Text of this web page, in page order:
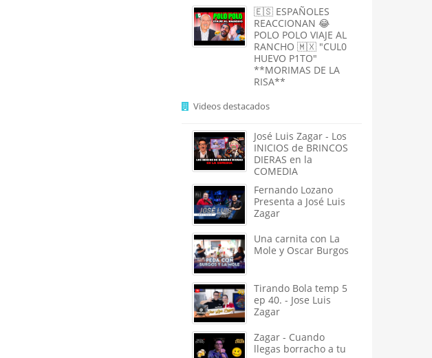
🇪🇸 ESPAÑOLES
REACCIONAN 😂
POLO POLO VIAJE AL
RANCHO 🇲🇽 "CUL0
HUEVO P1TO"
**MORIMAS DE LA
RISA**
Videos destacados
José Luis Zagar - Los
INICIOS de BRINCOS
DIERAS en la
COMEDIA
Fernando Lozano
Presenta a José Luis
Zagar
Una carnita con La
Mole y Oscar Burgos
Tirando Bola temp 5
ep 40. - Jose Luis
Zagar
Zagar - Cuando
llegas borracho a tu